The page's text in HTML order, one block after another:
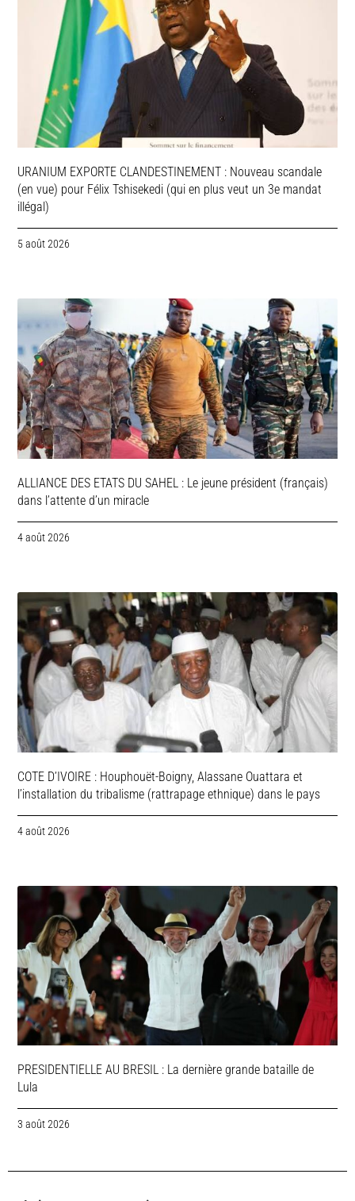
URANIUM EXPORTE CLANDESTINEMENT : Nouveau scandale
(en vue) pour Félix Tshisekedi (qui en plus veut un 3e mandat
illégal)
5 août 2026
ALLIANCE DES ETATS DU SAHEL : Le jeune président (français)
dans l’attente d’un miracle
4 août 2026
COTE D’IVOIRE : Houphouët-Boigny, Alassane Ouattara et
l’installation du tribalisme (rattrapage ethnique) dans le pays
4 août 2026
PRESIDENTIELLE AU BRESIL : La dernière grande bataille de
Lula
3 août 2026